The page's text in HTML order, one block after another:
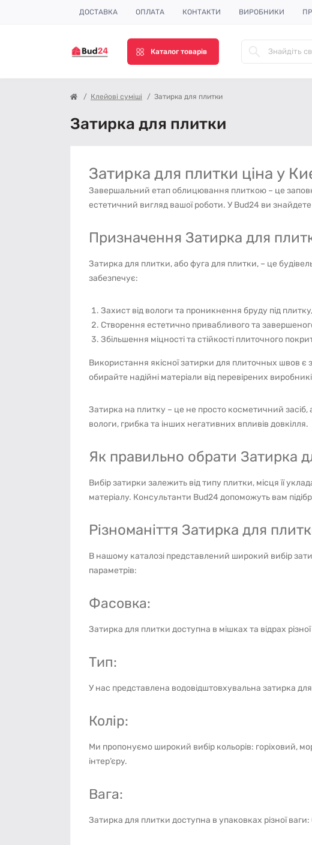
ДОСТАВКА ОПЛАТА КОНТАКТИ ВИРОБНИКИ
Каталог товарів
Клейові суміші Затирка для плитки
Затирка для плитки
Затирка для плитки ціна у
Завершальний етап облицювання плиткою – це
естетичний вигляд вашої роботи. У Bud24 ви
Призначення Затирка для
Затирка для плитки, або фуга для плитки, – це
забезпечує:
Захист від вологи та проникнення бруду під
Створення естетично привабливого та
Збільшення міцності та стійкості плиточного
Використання якісної затирки для плиточных швов є
обирайте надійні матеріали від перевірених
Затирка на плитку – це не просто косметичний засіб,
вологи, грибка та інших негативних впливів довкілля.
Як правильно обрати Затирка
Вибір затирки залежить від типу плитки, місця її
матеріалу. Консультанти Bud24 допоможуть вам
Різноманіття Затирка для
В нашому каталозі представлений широкий вибір
параметрів:
Фасовка:
Затирка для плитки доступна в мішках та відрах
Тип:
У нас представлена водовідштовхувальна затирка
Колір:
Ми пропонуємо широкий вибір кольорів: горіховий,
інтер’єру.
Вага:
Затирка для плитки доступна в упаковках різної ваги: